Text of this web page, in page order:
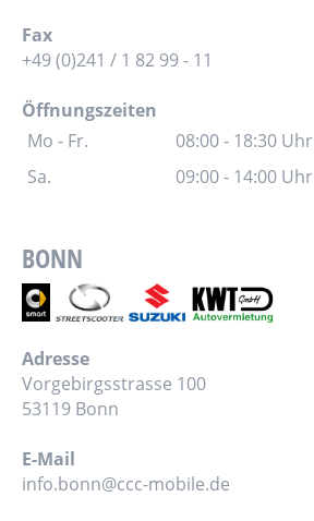
Fax
+49 (0)241 / 1 82 99 - 11
Öffnungszeiten
Mo - Fr.
08:00 - 18:30 Uhr
Sa.
09:00 - 14:00 Uhr
BONN
Adresse
Vorgebirgsstrasse 100
53119 Bonn
E-Mail
info.bonn@ccc-mobile.de